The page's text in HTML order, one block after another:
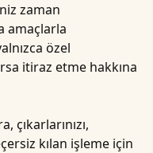
zaman
amaçlarla
özel
itiraz etme hakkına
çıkarlarınızı,
kılan işleme için